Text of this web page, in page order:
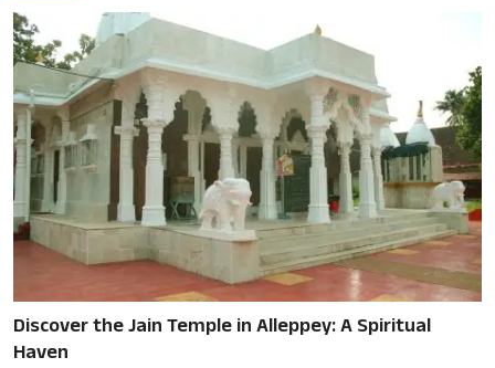
Discover the Jain Temple in Alleppey: A Spiritual
Haven